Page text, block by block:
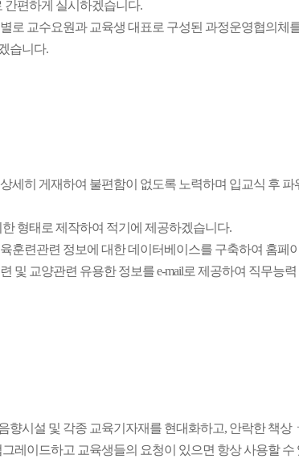
간편하게 실시하겠습니다.
로 교수요원과 교육생 대표로 구성된 과정운영협의체
습니다.
세히 게재하여 불편함이 없도록 노력하며 입교식 후
형태로 제작하여 적기에 제공하겠습니다.
훈련관련 정보에 대한 데이터베이스를 구축하여 홈페
및 교양관련 유용한 정보를 e-mail로 제공하여 직무능
향시설 및 각종 교육기자재를 현대화하고, 안락한 책상
레이드하고 교육생들의 요청이 있으면 항상 사용할 수